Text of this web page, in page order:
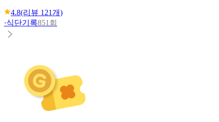
4.8(리뷰 121개)
·식단기록851회